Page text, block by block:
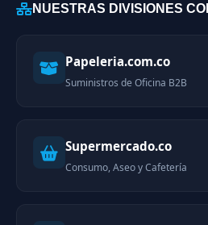
NUESTRAS DIVISIONES
Papeleria.com.co
Suministros de Oficina B2B
Supermercado.co
Consumo, Aseo y Cafetería